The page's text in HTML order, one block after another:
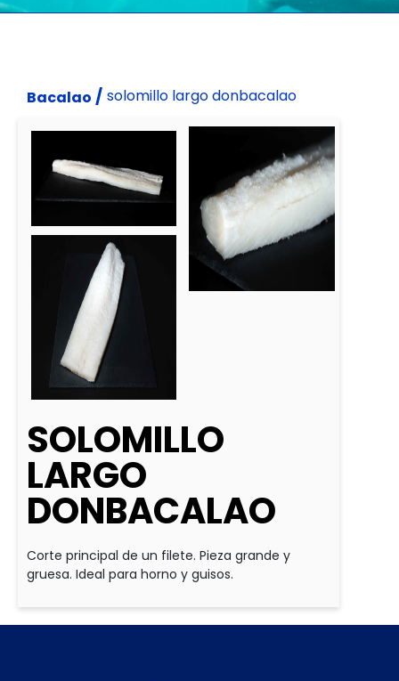
Bacalao / solomillo largo donbacalao
SOLOMILLO
LARGO
DONBACALAO
Corte principal de un filete. Pieza grande y
gruesa. Ideal para horno y guisos.